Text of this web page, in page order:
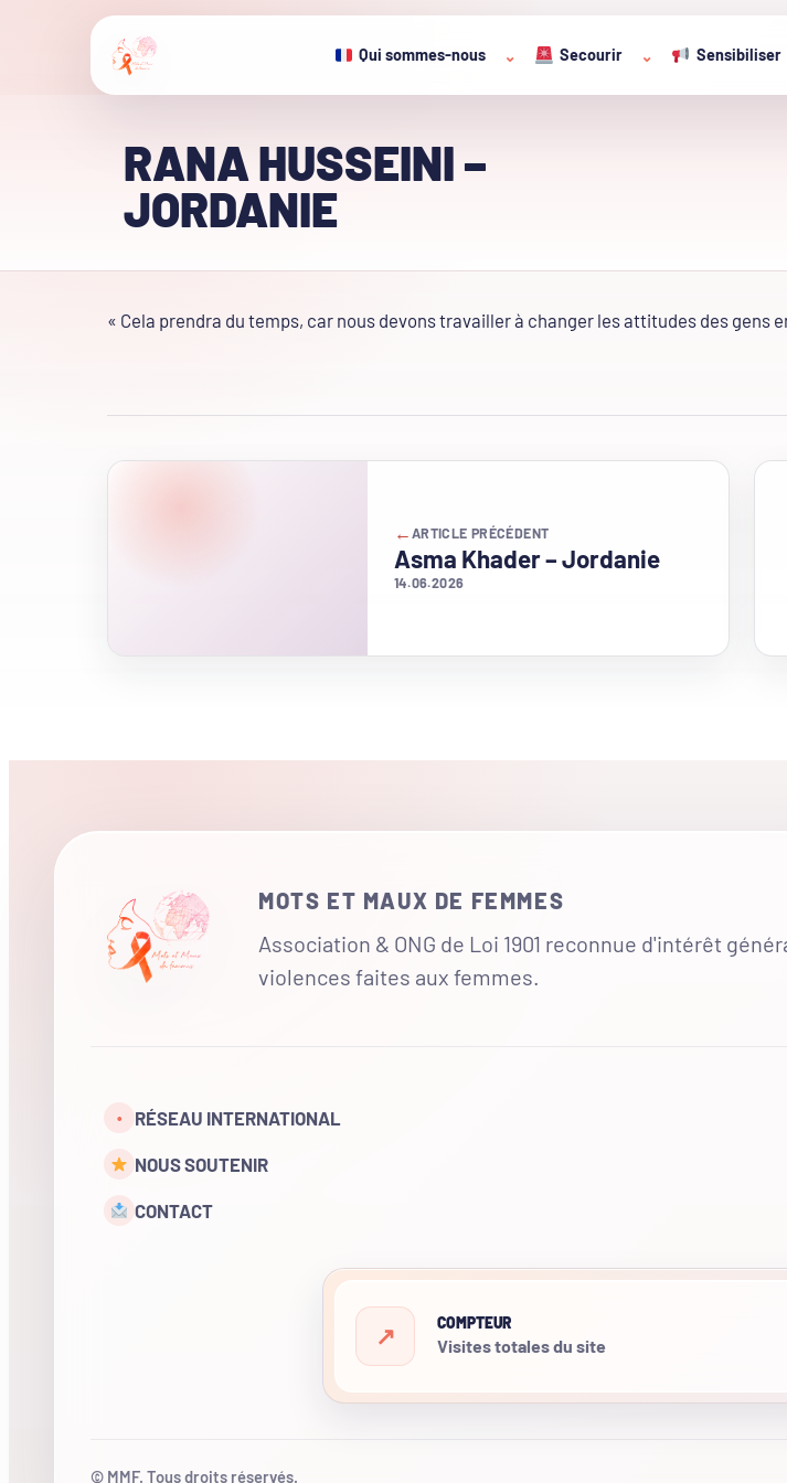
Qui sommes-nous ⌄ Secourir ⌄ Sensibiliser
RANA HUSSEINI –
JORDANIE
« Cela prendra du temps, car nous devons travailler à changer les attitudes des gens
← ARTICLE PRÉCÉDENT
Asma Khader – Jordanie
14.06.2026
MOTS ET MAUX DE FEMMES
Association & ONG de Loi 1901 reconnue d'intérêt
violences faites aux femmes.
• RÉSEAU INTERNATIONAL
NOUS SOUTENIR
CONTACT
COMPTEUR
Visites totales du site
© MMF. Tous droits réservés.